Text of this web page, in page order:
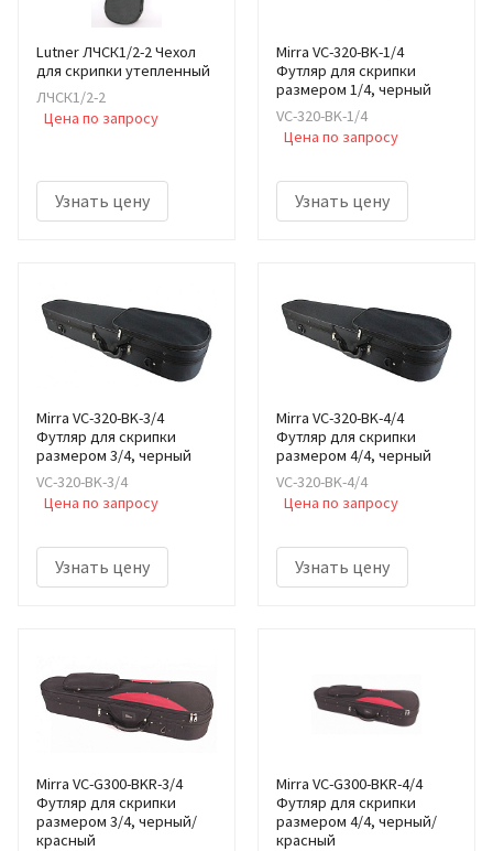
Lutner ЛЧСК1/2-2 Чехол
для скрипки утепленный
ЛЧСК1/2-2
Цена по запросу
Узнать цену
Mirra VC-320-BK-1/4
Футляр для скрипки
размером 1/4, черный
VC-320-BK-1/4
Цена по запросу
Узнать цену
Mirra VC-320-BK-3/4
Футляр для скрипки
размером 3/4, черный
VC-320-BK-3/4
Цена по запросу
Узнать цену
Mirra VC-320-BK-4/4
Футляр для скрипки
размером 4/4, черный
VC-320-BK-4/4
Цена по запросу
Узнать цену
Mirra VC-G300-BKR-3/4
Футляр для скрипки
размером 3/4, черный/
красный
Mirra VC-G300-BKR-4/4
Футляр для скрипки
размером 4/4, черный/
красный